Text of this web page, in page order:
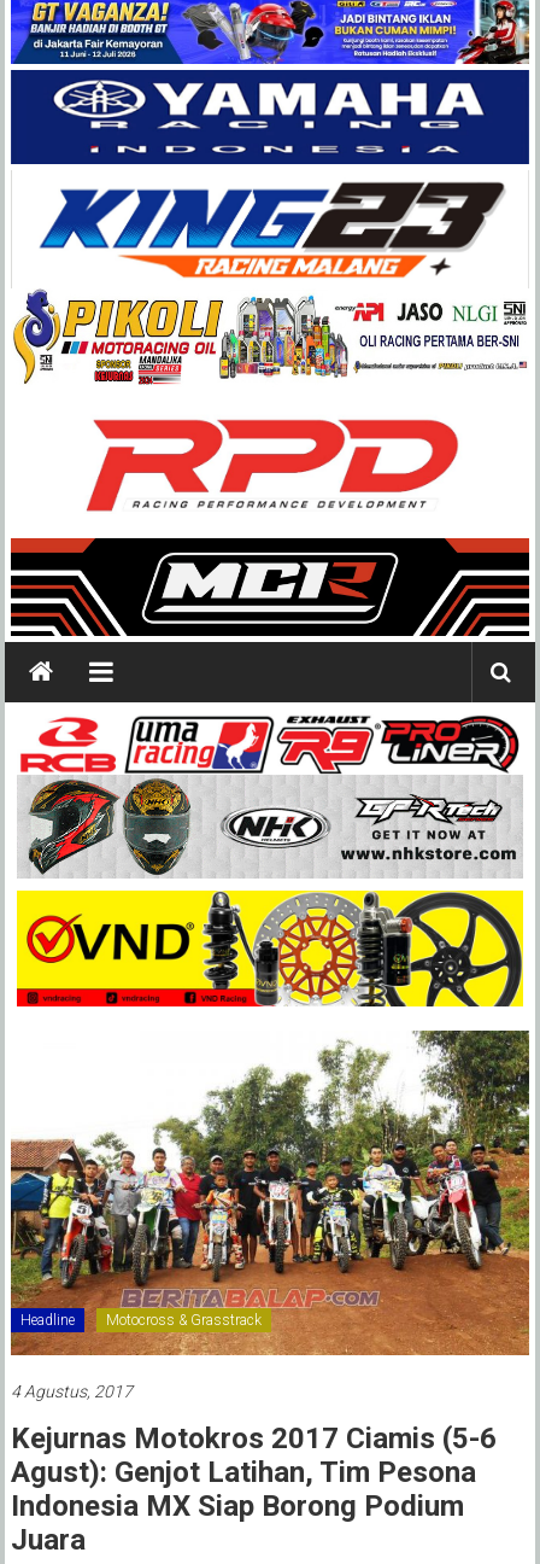
Balap
Paling
Lengkap
Headline Motocross & Grasstrack
4 Agustus, 2017
Kejurnas Motokros 2017 Ciamis (5-6
Agust): Genjot Latihan, Tim Pesona
Indonesia MX Siap Borong Podium
Juara